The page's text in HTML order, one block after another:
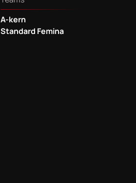
A-kern
Standard Femina